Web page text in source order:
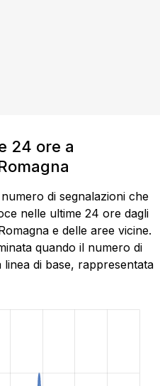
24 ore a
di segnalazioni che
nelle ultime 24 ore dagli
e delle aree vicine.
quando il numero di
di base, rappresentata